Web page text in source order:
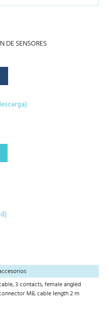
DE SENSORES
3 contacts, female angled
M8, cable length 2 m